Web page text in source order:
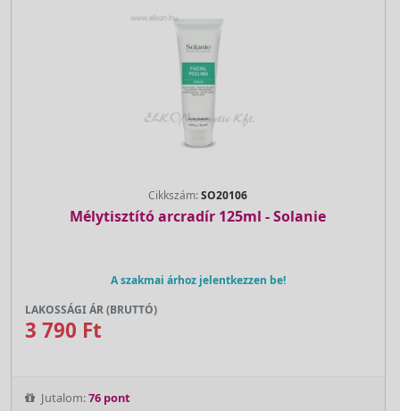
Cikkszám:SO20106
Mélytisztító arcradír 125ml - Solanie
A szakmai árhoz jelentkezzen be!
LAKOSSÁGI ÁR (BRUTTÓ)
3 790 Ft
Jutalom:76 pont